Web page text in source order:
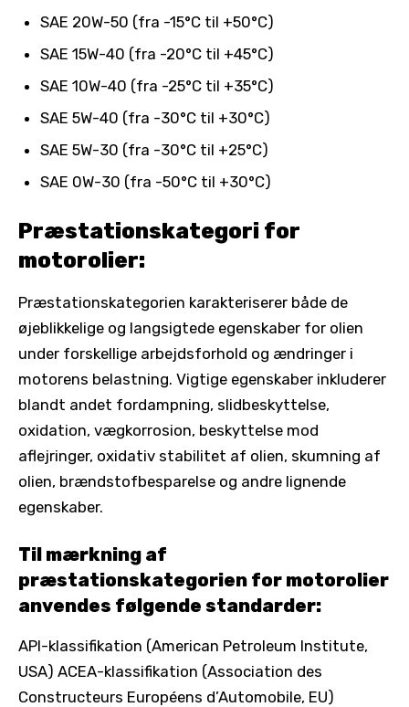
SAE 20W-50 (fra -15°C til +50°C)
SAE 15W-40 (fra -20°C til +45°C)
SAE 10W-40 (fra -25°C til +35°C)
SAE 5W-40 (fra -30°C til +30°C)
SAE 5W-30 (fra -30°C til +25°C)
SAE 0W-30 (fra -50°C til +30°C)
Præstationskategori for
motorolier:
Præstationskategorien karakteriserer både de
øjeblikkelige og langsigtede egenskaber for olien
under forskellige arbejdsforhold og ændringer i
motorens belastning. Vigtige egenskaber inkluderer
blandt andet fordampning, slidbeskyttelse,
oxidation, vægkorrosion, beskyttelse mod
aflejringer, oxidativ stabilitet af olien, skumning af
olien, brændstofbesparelse og andre lignende
egenskaber.
Til mærkning af
præstationskategorien for motorolier
anvendes følgende standarder:
API-klassifikation (American Petroleum Institute,
USA) ACEA-klassifikation (Association des
Constructeurs Européens d’Automobile, EU)